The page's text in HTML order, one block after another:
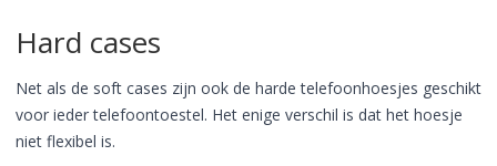
Hard cases
Net als de soft cases zijn ook de harde telefoonhoesjes geschikt
voor ieder telefoontoestel. Het enige verschil is dat het hoesje
niet flexibel is.